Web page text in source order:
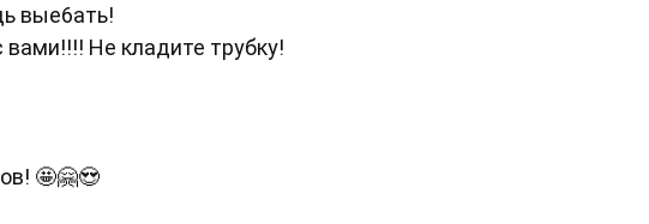
вые6ать!
Не кладите трубку!
🤩🤗😍